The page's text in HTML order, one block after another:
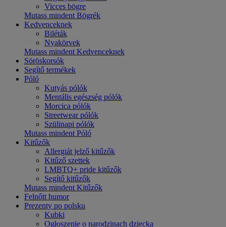
Vicces bögre
Mutass mindent Bögrék
Kedvenceknek
Biléták
Nyakörvek
Mutass mindent Kedvenceknek
Söröskorsók
Segítő termékek
Póló
Kutyás pólók
Mentális egészség pólók
Morcica pólók
Streetwear pólók
Szülinapi pólók
Mutass mindent Póló
Kitűzők
Allergiát jelző kitűzők
Kitűző szettek
LMBTQ+ pride kitűzők
Segítő kitűzők
Mutass mindent Kitűzők
Felnőtt humor
Prezenty po polsku
Kubki
Ogłoszenie o narodzinach dziecka